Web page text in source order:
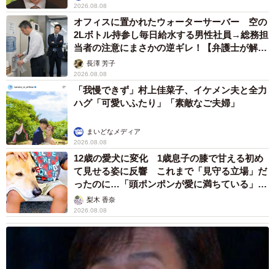
2026.08.08
オフィスに置かれたウォーターサーバー 空の
2Lボトル持参し毎日給水する男性社員→総務担
当者の注意にまさかの逆ギレ！【弁護士が解
説】長澤 芳子
2026.08.08
「我慢できず」村上佳菜子、イケメン夫と全力
ハグ「可愛いふたり」「素敵なご夫婦」
まいどなメディア
2026.08.08
12歳の愛犬に変化 1歳息子の膝で甘える初め
て見せる姿に反響 これまで「見守る立場」だ
ったのに…「頭ポンポンが愛に満ちている」
「尊…」
梨木 香奈
2026.08.08